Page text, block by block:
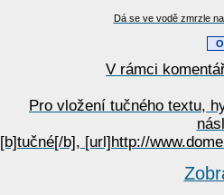
Dá se ve vodě zmrzle
V rámci
Pro vložení tučného textu,
[b]tučné[/b], [url]http://